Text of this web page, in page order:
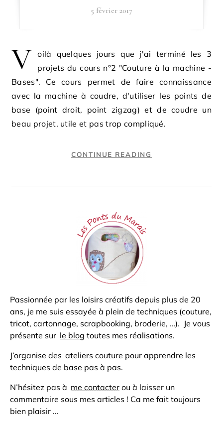
5 février 2017
V oilà quelques jours que j'ai terminé les 3
projets du cours n°2 "Couture à la machine -
Bases". Ce cours permet de faire connaissance
avec la machine à coudre, d'utiliser les points de
base (point droit, point zigzag) et de coudre un
beau projet, utile et pas trop compliqué.
CONTINUE READING
Passionnée par les loisirs créatifs depuis plus de 20
ans, je me suis essayée à plein de techniques (couture,
tricot, cartonnage, scrapbooking, broderie, …). Je vous
présente sur le blog toutes mes réalisations.
J’organise des ateliers couture pour apprendre les
techniques de base pas à pas.
N’hésitez pas à me contacter ou à laisser un
commentaire sous mes articles ! Ca me fait toujours
bien plaisir …